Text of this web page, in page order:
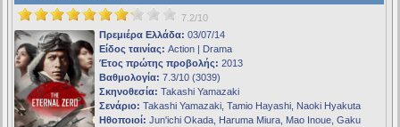
7.2/10
Πρεμιέρα Ελλάδα: 03/07/14
Είδος ταινίας: Action | Drama
Έτος πρώτης προβολής: 2013
Βαθμολογία: 7.3/10 (3039)
Σκηνοθεσία: Takashi Yamazaki
Σενάριο: Takashi Yamazaki, Tamio Hayashi, Naoki Hyakuta
Ηθοποιοί: Jun'ichi Okada, Haruma Miura, Mao Inoue, Gaku